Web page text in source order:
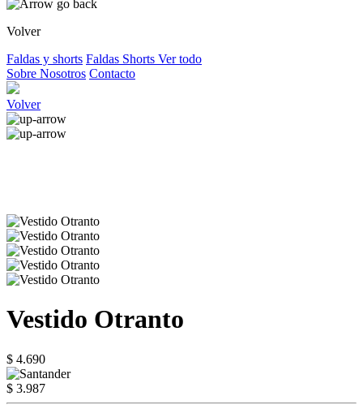
Volver
Faldas y shorts Faldas Shorts Ver todo
Sobre Nosotros Contacto
Volver
Vestido Otranto
$ 4.690
$ 3.987